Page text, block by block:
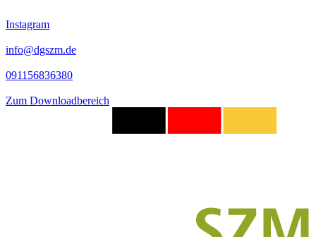
Instagram
info@dgszm.de
091156836380
Zum Downloadbereich